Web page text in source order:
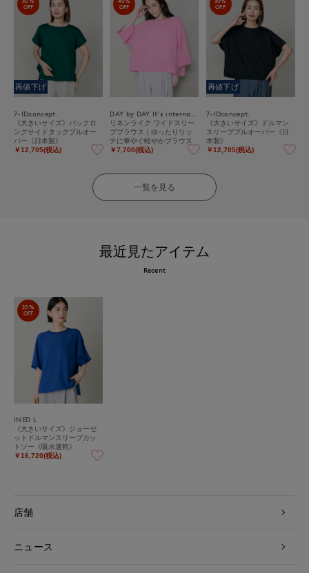
OFF
再値下げ
7-IDconcept.
《大きいサイズ》バックロ
ングサイドタックプルオー
バー《日本製》
￥12,705(税込)
OFF
リネンライク ワイドスリー
ブブラウス｜ゆったりリッ
チに華やぐ軽やかブラウス
￥7,700(税込)
OFF
再値下げ
7-IDconcept.
《大きいサイズ》ドルマン
スリーブプルオーバー《日
本製》
￥12,705(税込)
一覧を見る
最近見たアイテム
Recent
20%
OFF
INED L
《大きいサイズ》ジョーゼ
ットドルマンスリーブカッ
トソー《吸水速乾》
￥16,720(税込)
店舗
ニュース